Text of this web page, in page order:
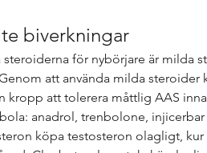
biverkningar
att använda milda steroider
kropp att tolerera måttlig AAS
anadrol, trenbolone, injicerbar
köpa testosteron olagligt, kur